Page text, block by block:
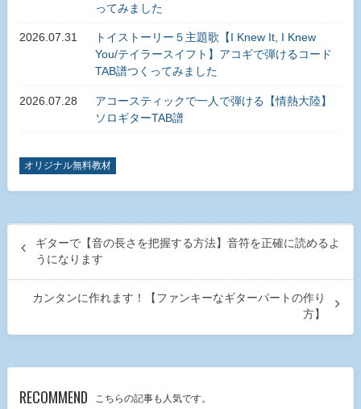
ってみました
2026.07.31
トイストーリー５主題歌【I Knew It, I Knew
You/テイラースイフト】アコギで弾けるコード
TAB譜つくってみました
2026.07.28
アコースティックで一人で弾ける【情熱大陸】
ソロギターTAB譜
オリジナル無料教材
ギターで【音の長さを把握する方法】音符を正確に読めるよ
うになります
カンタンに作れます！【ファンキーなギターパートの作り
方】
RECOMMEND こちらの記事も人気です。